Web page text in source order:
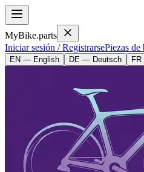
MyBike.parts
Iniciar sesión / RegistrarsePiezas de
EN — English DE — Deutsch